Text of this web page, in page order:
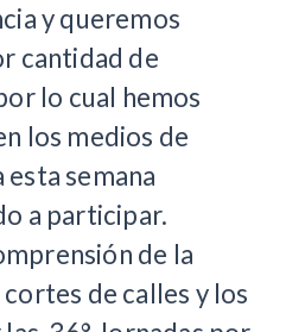
y queremos
cantidad de
lo cual hemos
los medios de
semana
a participar.
de la
de calles y los